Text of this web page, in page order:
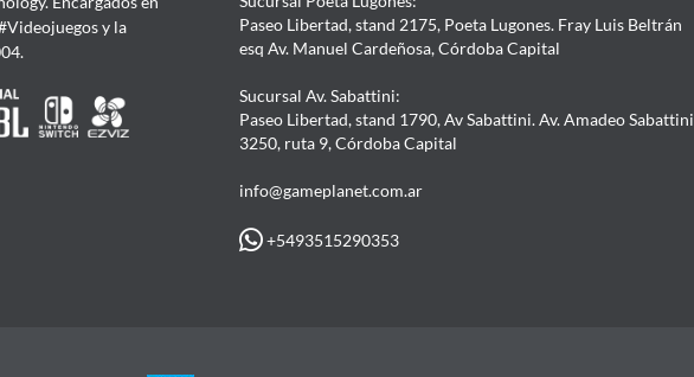
y la
Paseo Libertad, stand 2175, Poeta Lugones. Fray Luis Beltrán
esq Av. Manuel Cardeñosa, Córdoba Capital
Sucursal Av. Sabattini:
Paseo Libertad, stand 1790, Av Sabattini. Av. Amadeo Sabattini
3250, ruta 9, Córdoba Capital
info@gameplanet.com.ar
+5493515290353